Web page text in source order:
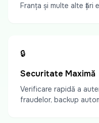
Franța și multe alte țări
🔒
Securitate Maximă
Verificare rapidă a
fraudelor, backup